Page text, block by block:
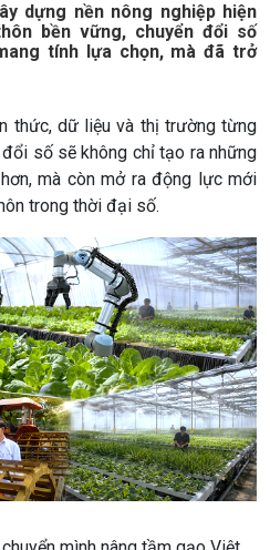
Chuyên mục
Theo dòng Thời sự
Thế giới
Tin thế giới
Vấn đề quốc tế
Hồ sơ sự kiện quốc tế
Thế giới & Việt Nam
Biên cương - Một dải vững
bền
Nông nghiệp & Biển đảo
Tin Nông nghiệp & Biển
đảo
Mùa vàng
dựng nền nông nghiệp hiện
bền vững, chuyển đổi số
tính lựa chọn, mà đã trở
thức, dữ liệu và thị trường từng
số sẽ không chỉ tạo ra những
mà còn mở ra động lực mới
trong thời đại số.